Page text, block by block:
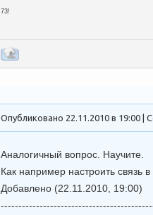
73!
Опубликовано 22.11.2010 в 19:00 |
Аналогичный вопрос. Научите.
Как например настроить связь
Добавлено (22.11.2010, 19:00)